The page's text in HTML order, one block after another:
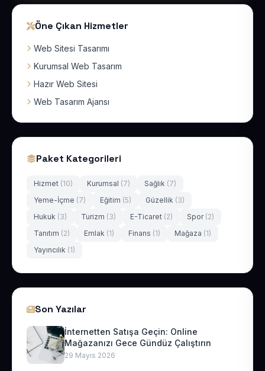
Öne Çıkan Hizmetler
Web Sitesi Tasarımı
Kurumsal Web Tasarım
Hazır Web Sitesi
Web Tasarım Ajansı
Paket Kategorileri
Hizmet (10) Kurumsal (7) Sağlık (7)
Yeme-İçme (7) Eğitim (5) Güzellik (3)
Hukuk (3) Turizm (3) E-Ticaret (2) Spor (2)
Tanıtım (2) Emlak (1) Finans (1) Mağaza (1)
Yayıncılık (1)
Son Yazılar
İnternetten Satışa Geçin: Online
Mağazanızı Gece Gündüz Çalıştırın
29 Mayıs 2026